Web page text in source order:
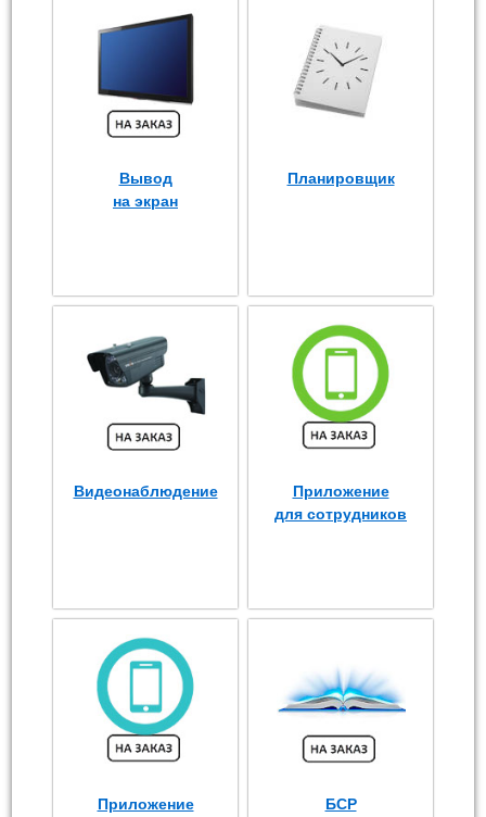
Вывод
на экран
Планировщик
Видеонаблюдение
Приложение
для сотрудников
Приложение
БСР